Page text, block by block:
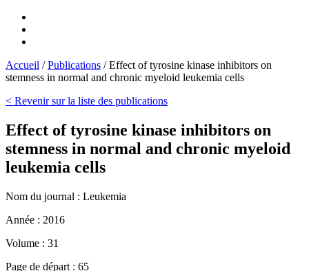
Accueil /Publications /Effect of tyrosine kinase inhibitors on
stemness in normal and chronic myeloid leukemia cells
< Revenir sur la liste des publications
Effect of tyrosine kinase inhibitors on
stemness in normal and chronic myeloid
leukemia cells
Nom du journal : Leukemia
Année : 2016
Volume : 31
Page de départ : 65